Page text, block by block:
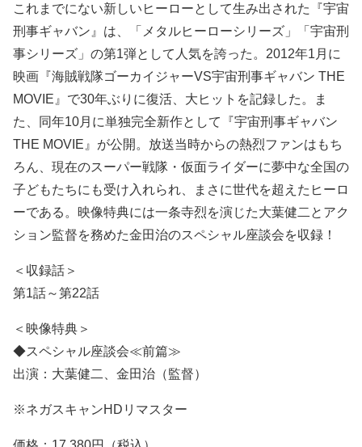
これまでにない新しいヒーローとして生み出された『宇宙
刑事ギャバン』は、「メタルヒーローシリーズ」「宇宙刑
事シリーズ」の第1弾として人気を誇った。2012年1月に
映画『海賊戦隊ゴーカイジャーVS宇宙刑事ギャバン THE
MOVIE』で30年ぶりに復活、大ヒットを記録した。ま
た、同年10月に単独完全新作として『宇宙刑事ギャバン
THE MOVIE』が公開。放送当時からの熱烈ファンはもち
ろん、現在のスーパー戦隊・仮面ライダーに夢中な全国の
子どもたちにも受け入れられ、まさに世代を超えたヒーロ
ーである。映像特典には一条寺烈を演じた大葉健二とアク
ション監督を務めた金田治のスペシャル座談会を収録！
＜収録話＞
第1話～第22話
＜映像特典＞
◆スペシャル座談会≪前篇≫
出演：大葉健二、金田治（監督）
※ネガスキャンHDリマスター